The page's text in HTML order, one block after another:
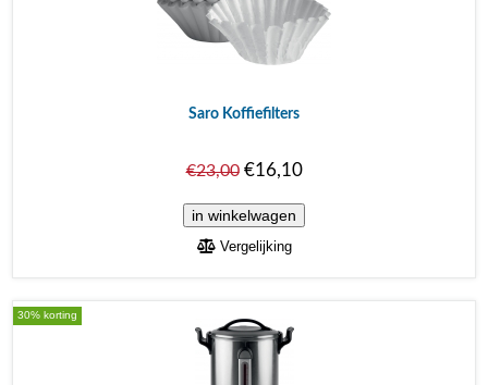
Saro Koffiefilters
€23,00€16,10
Vergelijking
30% korting